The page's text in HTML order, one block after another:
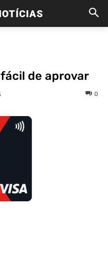
de aprovar
0